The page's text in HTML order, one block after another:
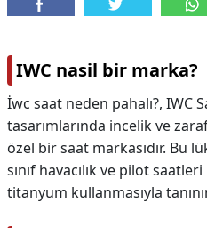
IWC nasil bir marka?
İwc saat neden pahalı?, IWC
tasarımlarında incelik ve
özel bir saat markasıdır. Bu
sınıf havacılık ve pilot
titanyum kullanmasıyla